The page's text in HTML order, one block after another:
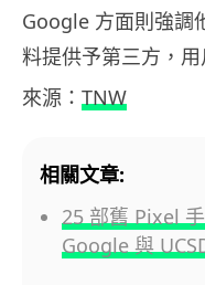
Google 方面則強調
料提供予第三方，
來源： TNW
相關文章:
25 部舊 Pixel
Google 與